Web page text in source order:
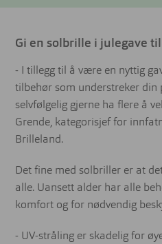
Gi en solbrille i julegave
- I tillegg til å være en nyttig
tilbehør som understreker din
selvfølgelig gjerne ha flere å
Grende, kategorisjef for
Brilleland.
Det fine med solbriller er at
alle. Uansett alder har alle
komfort og for nødvendig
- UV-stråling er skadelig for